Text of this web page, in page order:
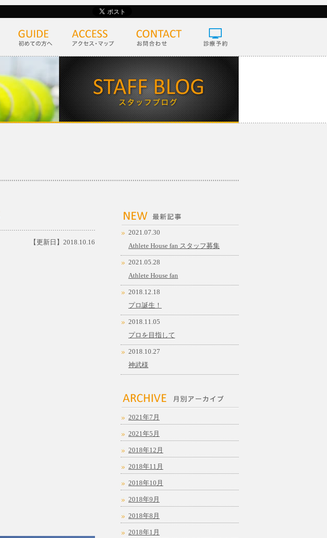
【更新日】2018.10.16
2021.07.30
Athlete House fan スタッフ募集
2021.05.28
Athlete House fan
2018.12.18
プロ誕生！
2018.11.05
プロを目指して
2018.10.27
神武様
2021年7月
2021年5月
2018年12月
2018年11月
2018年10月
2018年9月
2018年8月
2018年1月